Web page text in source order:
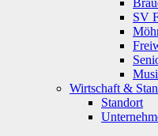
SV
Wirtschaft &
Standort